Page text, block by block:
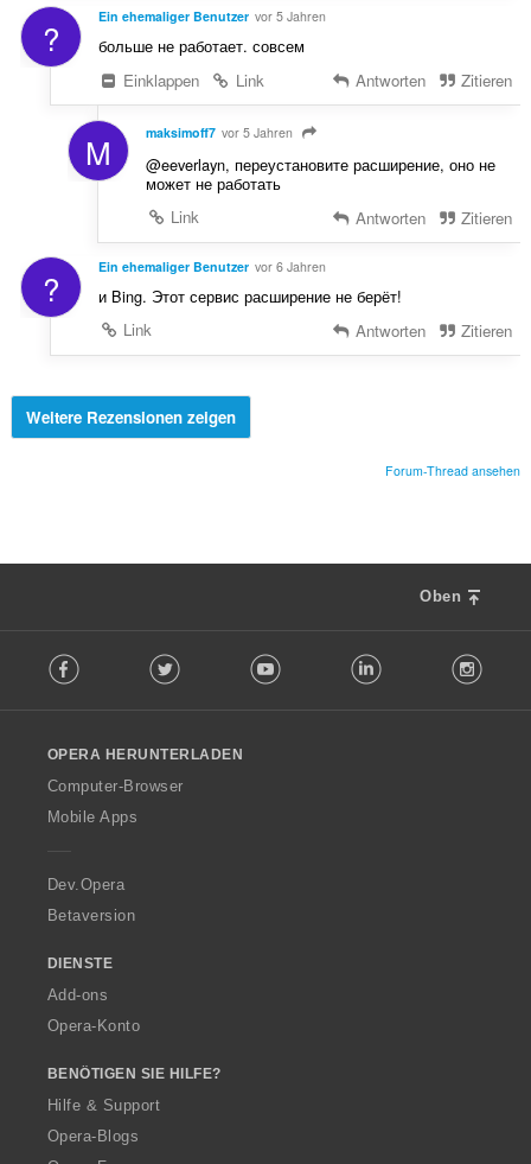
? Ein ehemaliger Benutzer vor 5 Jahren
больше не работает. совсем
Einklappen
Link Antworten Zitieren
M maksimoff7 vor 5 Jahren
@eeverlayn, переустановите расширение, оно не
может не работать
Link
Antworten Zitieren
? Ein ehemaliger Benutzer vor 6 Jahren
и Bing. Этот сервис расширение не берёт!
Link
Antworten Zitieren
Weitere Rezensionen zeigen
Forum-Thread ansehen
Oben
o
w
O
p
a
Facebook Twitter Youtube LinkedIn
OPERA HERUNTERLADEN
Computer-Browser
Mobile Apps
Dev.Opera
Betaversion
DIENSTE
Add-ons
Opera-Konto
BENÖTIGEN SIE HILFE?
Hilfe & Support
Opera-Blogs